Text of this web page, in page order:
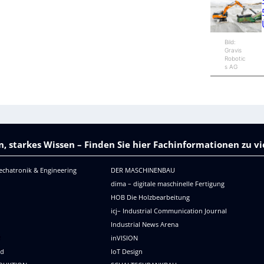
Bild:
Gravis
Robotic
s AG
starkes Wissen – Finden Sie hier Fachinformationen zu
& Engineering
DER MASCHINENBAU
dima – digitale maschinelle Fertigung
HOB Die Holzbearbeitung
icj– Industrial Communication Journal
Industrial News Arena
inVISION
IoT Design